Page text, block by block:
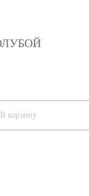
В корзину